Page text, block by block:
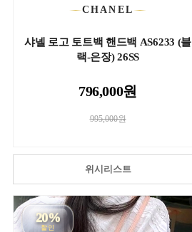
CHANEL
샤넬 로고 토트백 핸드백 AS6233 (블
랙-은장) 26SS
796,000원
995,000원
위시리스트
20%
할인